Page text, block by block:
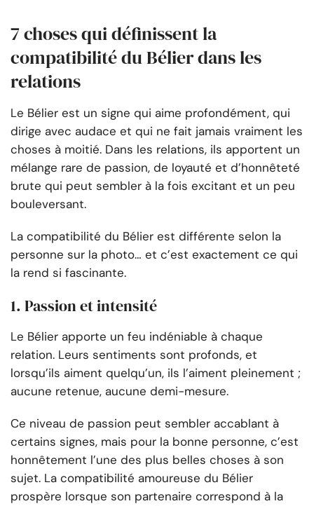
7 choses qui définissent la
compatibilité du Bélier dans les
relations
Le Bélier est un signe qui aime profondément, qui
dirige avec audace et qui ne fait jamais vraiment les
choses à moitié. Dans les relations, ils apportent un
mélange rare de passion, de loyauté et d’honnêteté
brute qui peut sembler à la fois excitant et un peu
bouleversant.
La compatibilité du Bélier est différente selon la
personne sur la photo… et c’est exactement ce qui
la rend si fascinante.
1. Passion et intensité
Le Bélier apporte un feu indéniable à chaque
relation. Leurs sentiments sont profonds, et
lorsqu’ils aiment quelqu’un, ils l’aiment pleinement ;
aucune retenue, aucune demi-mesure.
Ce niveau de passion peut sembler accablant à
certains signes, mais pour la bonne personne, c’est
honnêtement l’une des plus belles choses à son
sujet. La compatibilité amoureuse du Bélier
prospère lorsque son partenaire correspond à la